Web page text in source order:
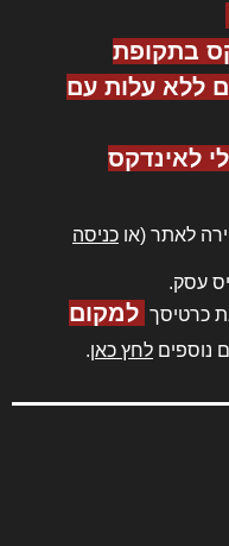
בתקופת
ללא עלות עם
לאינדקס
לאתר (או כניסה
עסק.
כרטיסך למקום
נוספים לחץ כאן.